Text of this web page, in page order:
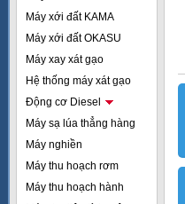
Máy xới đất KAMA
Máy xới đất OKASU
Máy xay xát gạo
Hệ thống máy xát gạo
Động cơ Diesel
Máy sạ lúa thẳng hàng
Máy nghiền
Máy thu hoạch rơm
Máy thu hoạch hành